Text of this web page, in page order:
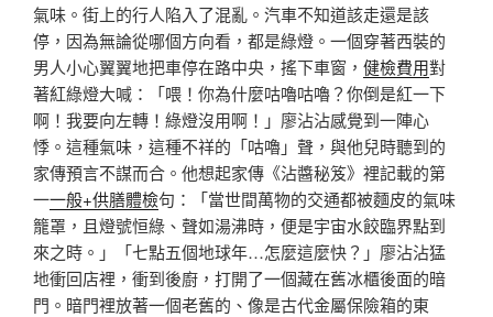
氣味。街上的行人陷入了混亂。汽車不知道該走還是該
停，因為無論從哪個方向看，都是綠燈。一個穿著西裝的
男人小心翼翼地把車停在路中央，搖下車窗， 健檢費用對
著紅綠燈大喊：「喂！你為什麼咕嚕咕嚕？你倒是紅一下
啊！我要向左轉！綠燈沒用啊！」廖沾沾感覺到一陣心
悸。這種氣味，這種不祥的「咕嚕」聲，與他兒時聽到的
家傳預言不謀而合。他想起家傳《沾醬秘笈》裡記載的第
一一般+供膳體檢句：「當世間萬物的交通都被麵皮的氣味
籠罩，且燈號恒綠、聲如湯沸時，便是宇宙水餃臨界點到
來之時。」「七點五個地球年…怎麼這麼快？」廖沾沾猛
地衝回店裡，衝到後廚，打開了一個藏在舊冰櫃後面的暗
門。暗門裡放著一個老舊的、像是古代金屬保險箱的東